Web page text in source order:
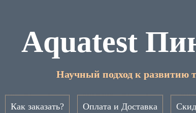
Aquatest
Научный подход к развитию
Как заказать? Оплата и Доставка